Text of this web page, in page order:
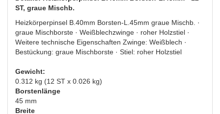
ST, graue Mischb.
Heizkörperpinsel B.40mm Borsten-L.45mm graue Mischb. ·
graue Mischborste · Weißblechzwinge · roher Holzstiel ·
Weitere technische Eigenschaften Zwinge: Weißblech ·
Bestückung: graue Mischborste · Stiel: roher Holzstiel
Gewicht:
0.312 kg (12 ST x 0.026 kg)
Borstenlänge
45 mm
Breite